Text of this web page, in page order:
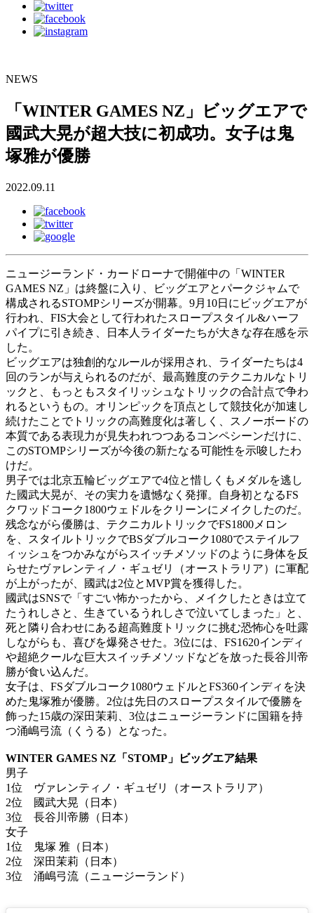
NEWS
「WINTER GAMES NZ」ビッグエアで
國武大晃が超大技に初成功。女子は鬼
塚雅が優勝
2022.09.11
ニュージーランド・カードローナで開催中の「WINTER
GAMES NZ」は終盤に入り、ビッグエアとパークジャムで
構成されるSTOMPシリーズが開幕。9月10日にビッグエアが
行われ、FIS大会として行われたスロープスタイル&ハーフ
パイプに引き続き、日本人ライダーたちが大きな存在感を示
した。
ビッグエアは独創的なルールが採用され、ライダーたちは4
回のランが与えられるのだが、最高難度のテクニカルなトリ
ックと、もっともスタイリッシュなトリックの合計点で争わ
れるというもの。オリンピックを頂点として競技化が加速し
続けたことでトリックの高難度化は著しく、スノーボードの
本質である表現力が見失われつつあるコンペシーンだけに、
このSTOMPシリーズが今後の新たなる可能性を示唆したわ
けだ。
男子では北京五輪ビッグエアで4位と惜しくもメダルを逃し
た國武大晃が、その実力を遺憾なく発揮。自身初となるFS
クワッドコーク1800ウェドルをクリーンにメイクしたのだ。
残念ながら優勝は、テクニカルトリックでFS1800メロン
を、スタイルトリックでBSダブルコーク1080でステイルフ
ィッシュをつかみながらスイッチメソッドのように身体を反
らせたヴァレンティノ・ギュゼリ（オーストラリア）に軍配
が上がったが、國武は2位とMVP賞を獲得した。
國武はSNSで「すごい怖かったから、メイクしたときは立て
たうれしさと、生きているうれしさで泣いてしまった」と、
死と隣り合わせにある超高難度トリックに挑む恐怖心を吐露
しながらも、喜びを爆発させた。3位には、FS1620インディ
や超絶クールな巨大スイッチメソッドなどを放った長谷川帝
勝が食い込んだ。
女子は、FSダブルコーク1080ウェドルとFS360インディを決
めた鬼塚雅が優勝。2位は先日のスロープスタイルで優勝を
飾った15歳の深田茉莉、3位はニュージーランドに国籍を持
つ涌嶋弓流（くうる）となった。
WINTER GAMES NZ「STOMP」ビッグエア結果
男子
1位 ヴァレンティノ・ギュゼリ（オーストラリア）
2位 國武大晃（日本）
3位 長谷川帝勝（日本）
女子
1位 鬼塚 雅（日本）
2位 深田茉莉（日本）
3位 涌嶋弓流（ニュージーランド）